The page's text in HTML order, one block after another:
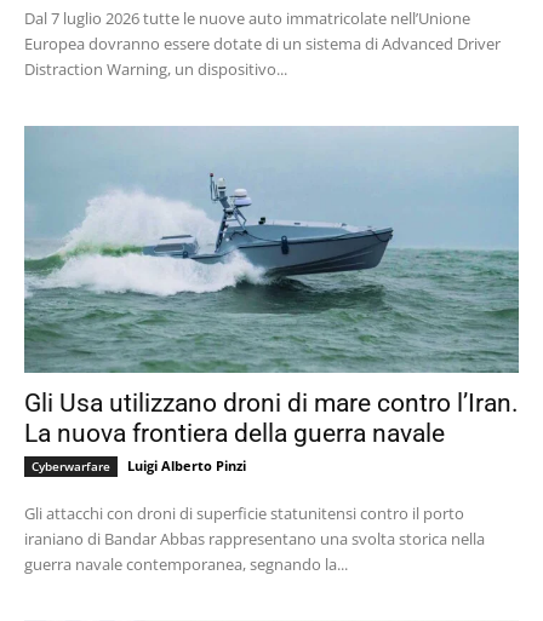
Dal 7 luglio 2026 tutte le nuove auto immatricolate nell’Unione
Europea dovranno essere dotate di un sistema di Advanced Driver
Distraction Warning, un dispositivo...
Gli Usa utilizzano droni di mare contro l’Iran.
La nuova frontiera della guerra navale
Cyberwarfare Luigi Alberto Pinzi
Gli attacchi con droni di superficie statunitensi contro il porto
iraniano di Bandar Abbas rappresentano una svolta storica nella
guerra navale contemporanea, segnando la...